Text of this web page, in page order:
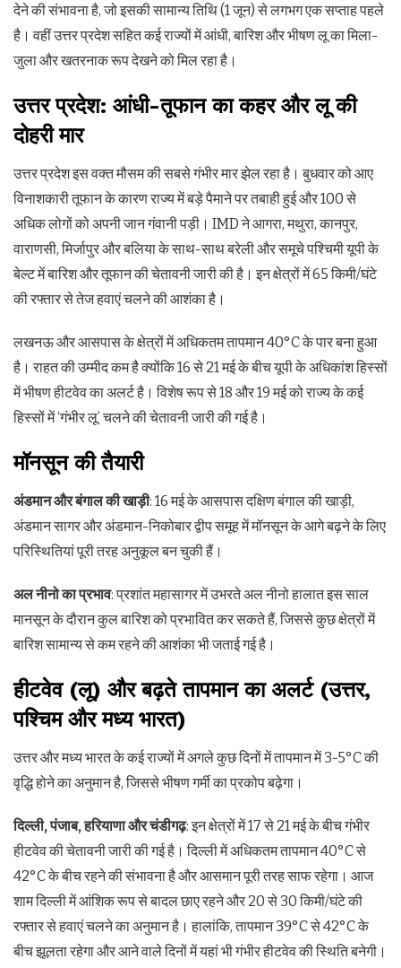
देने की संभावना है, जो इसकी सामान्य तिथि (1 जून) से लगभग एक सप्ताह पहले
है। वहीं उत्तर प्रदेश सहित कई राज्यों में आंधी, बारिश और भीषण लू का मिला-
जुला और खतरनाक रूप देखने को मिल रहा है।
उत्तर प्रदेश: आंधी-तूफान का कहर और लू की
दोहरी मार
उत्तर प्रदेश इस वक्त मौसम की सबसे गंभीर मार झेल रहा है। बुधवार को आए
विनाशकारी तूफान के कारण राज्य में बड़े पैमाने पर तबाही हुई और 100 से
अधिक लोगों को अपनी जान गंवानी पड़ी। IMD ने आगरा, मथुरा, कानपुर,
वाराणसी, मिर्जापुर और बलिया के साथ-साथ बरेली और समूचे पश्चिमी यूपी के
बेल्ट में बारिश और तूफान की चेतावनी जारी की है। इन क्षेत्रों में 65 किमी/घंटे
की रफ्तार से तेज हवाएं चलने की आशंका है।
लखनऊ और आसपास के क्षेत्रों में अधिकतम तापमान 40°C के पार बना हुआ
है। राहत की उम्मीद कम है क्योंकि 16 से 21 मई के बीच यूपी के अधिकांश हिस्सों
में भीषण हीटवेव का अलर्ट है। विशेष रूप से 18 और 19 मई को राज्य के कई
हिस्सों में ‘गंभीर लू’ चलने की चेतावनी जारी की गई है।
मॉनसून की तैयारी
अंडमान और बंगाल की खाड़ी: 16 मई के आसपास दक्षिण बंगाल की खाड़ी,
अंडमान सागर और अंडमान-निकोबार द्वीप समूह में मॉनसून के आगे बढ़ने के लिए
परिस्थितियां पूरी तरह अनुकूल बन चुकी हैं।
अल नीनो का प्रभाव: प्रशांत महासागर में उभरते अल नीनो हालात इस साल
मानसून के दौरान कुल बारिश को प्रभावित कर सकते हैं, जिससे कुछ क्षेत्रों में
बारिश सामान्य से कम रहने की आशंका भी जताई गई है।
हीटवेव (लू) और बढ़ते तापमान का अलर्ट (उत्तर,
पश्चिम और मध्य भारत)
उत्तर और मध्य भारत के कई राज्यों में अगले कुछ दिनों में तापमान में 3-5°C की
वृद्धि होने का अनुमान है, जिससे भीषण गर्मी का प्रकोप बढ़ेगा।
दिल्ली, पंजाब, हरियाणा और चंडीगढ़: इन क्षेत्रों में 17 से 21 मई के बीच गंभीर
हीटवेव की चेतावनी जारी की गई है। दिल्ली में अधिकतम तापमान 40°C से
42°C के बीच रहने की संभावना है और आसमान पूरी तरह साफ रहेगा। आज
शाम दिल्ली में आंशिक रूप से बादल छाए रहने और 20 से 30 किमी/घंटे की
रफ्तार से हवाएं चलने का अनुमान है। हालांकि, तापमान 39°C से 42°C के
बीच झूलता रहेगा और आने वाले दिनों में यहां भी गंभीर हीटवेव की स्थिति बनेगी।